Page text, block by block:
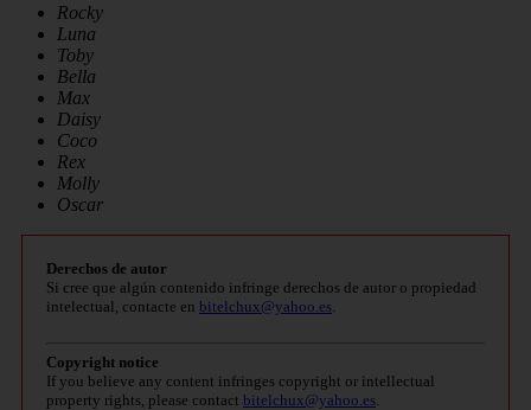
Rocky
Luna
Toby
Bella
Max
Daisy
Coco
Rex
Molly
Oscar
Derechos de autor
Si cree que algún contenido infringe derechos de autor o propiedad
intelectual, contacte en bitelchux@yahoo.es
Copyright notice
If you believe any content infringes copyright or intellectual
property rights, please contact bitelchux@yahoo.es